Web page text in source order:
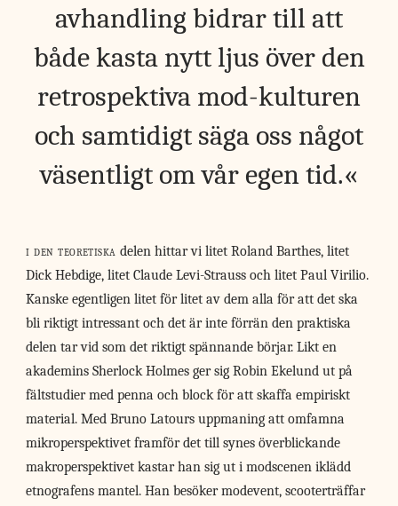
avhandling bidrar till att
både kasta nytt ljus över den
retrospektiva mod-kulturen
och samtidigt säga oss något
väsentligt om vår egen tid.
i den teoretiska delen hittar vi litet Roland Barthes, litet
Dick Hebdige, litet Claude Levi-Strauss och litet Paul Virilio.
Kanske egentligen litet för litet av dem alla för att det ska
bli riktigt intressant och det är inte förrän den praktiska
delen tar vid som det riktigt spännande börjar. Likt en
akademins Sherlock Holmes ger sig Robin Ekelund ut på
fältstudier med penna och block för att skaffa empiriskt
material. Med Bruno Latours uppmaning att omfamna
mikroperspektivet framför det till synes överblickande
makroperspektivet kastar han sig ut i modscenen iklädd
etnografens mantel. Han besöker modevent, scooterträffar